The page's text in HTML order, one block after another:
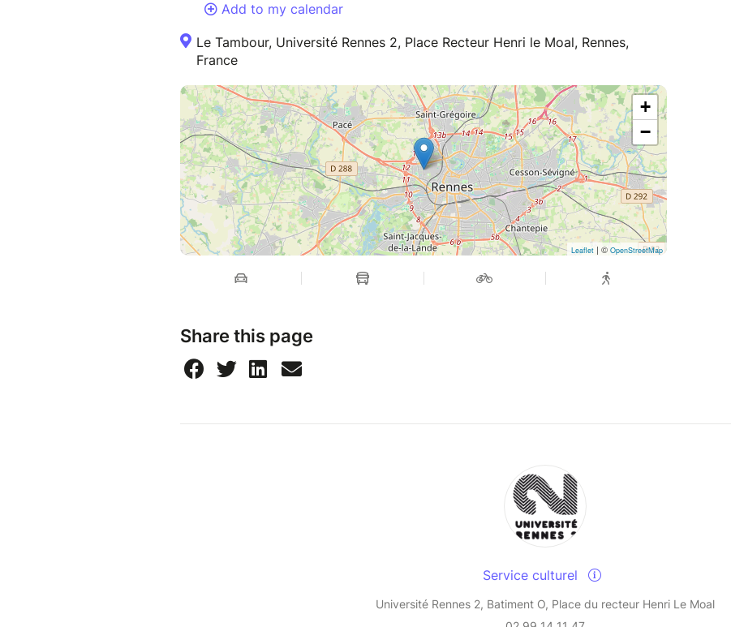
Add to my calendar
Le Tambour, Université Rennes 2, Place Recteur Henri le Moal, Rennes,
France
+
−
Leaflet | © OpenStreetMap
Share this page
Service culturel
Université Rennes 2, Batiment O, Place du recteur Henri Le Moal